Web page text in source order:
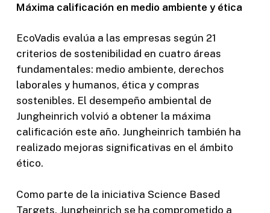
Máxima calificación en medio ambiente y ética
EcoVadis evalúa a las empresas según 21
criterios de sostenibilidad en cuatro áreas
fundamentales: medio ambiente, derechos
laborales y humanos, ética y compras
sostenibles. El desempeño ambiental de
Jungheinrich volvió a obtener la máxima
calificación este año. Jungheinrich también ha
realizado mejoras significativas en el ámbito
ético.
Como parte de la iniciativa Science Based
Targets, Jungheinrich se ha comprometido a